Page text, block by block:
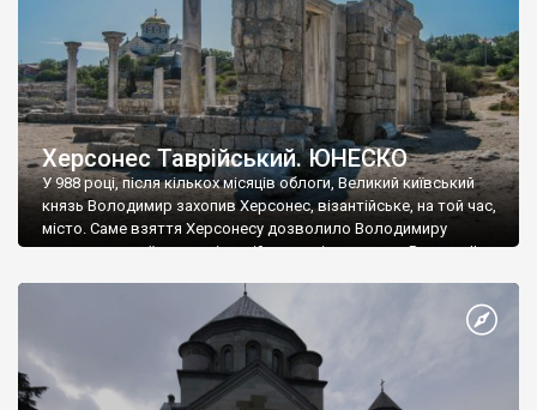
Херсонес Таврійський. ЮНЕСКО
У 988 році, після кількох місяців облоги, Великий київський
князь Володимир захопив Херсонес, візантійське, на той час,
місто. Саме взяття Херсонесу дозволило Володимиру
диктувати свої умови візантійському імператору Василю ІІ, та
Херсонесі Володимир-язичник, став Василем-християнином.
А потім було Хрещення Русі. На честь Херсонесу Таврійського